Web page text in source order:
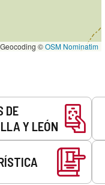
©OSM Nominatim
DE
Y LEÓN